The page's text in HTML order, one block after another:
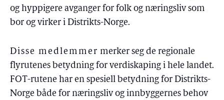
og hyppigere avganger for folk og næringsliv som
bor og virker i Distrikts-Norge.
Disse medlemmer merker seg de regionale
flyrutenes betydning for verdiskaping i hele landet.
FOT-rutene har en spesiell betydning for Distrikts-
Norge både for næringsliv og innbyggernes behov